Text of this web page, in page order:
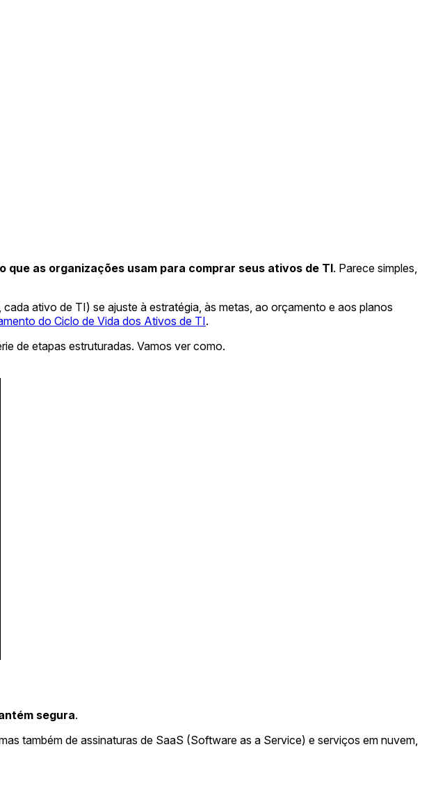
que as organizações usam para comprar seus ativos de TI. Parece simples,
ativo de TI) se ajuste à estratégia, às metas, ao orçamento e aos planos
do Ciclo de Vida dos Ativos de TI.
de etapas estruturadas. Vamos ver como.
segura.
também de assinaturas de SaaS (Software as a Service) e serviços em nuvem,